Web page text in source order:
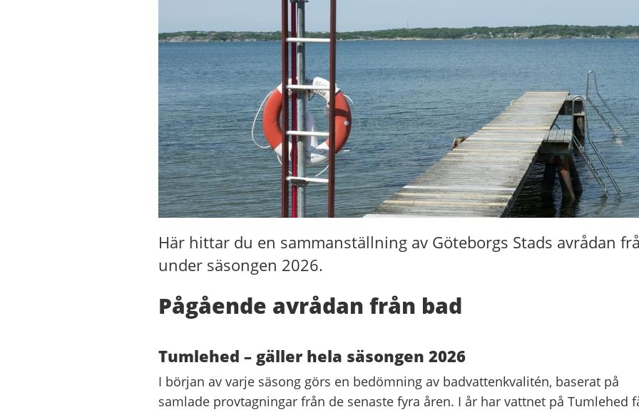
Här hittar du en sammanställning av Göteborgs Stads avrådan
under säsongen 2026.
Pågående avrådan från bad
Tumlehed – gäller hela säsongen 2026
I början av varje säsong görs en bedömning av badvattenkvalitén, baserat på
samlade provtagningar från de senaste fyra åren. I år har vattnet på Tumlehed